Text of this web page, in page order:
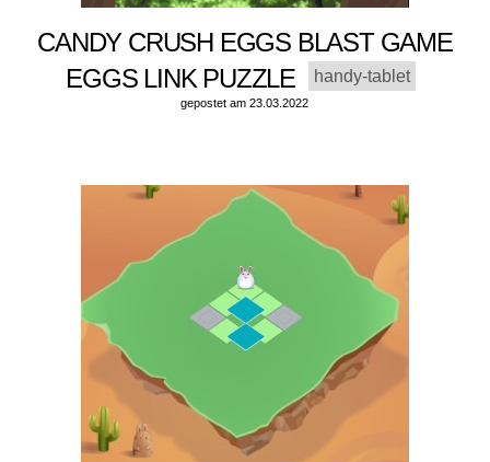
CANDY CRUSH EGGS BLAST GAME
EGGS LINK PUZZLE
handy-tablet
gepostet am 23.03.2022